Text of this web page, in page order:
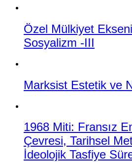
Özel Mülkiyet
Sosyalizm -III
Marksist Estetik ve
1968 Miti: Fransız
Çevresi, Tarihsel
İdeolojik Tasfiye